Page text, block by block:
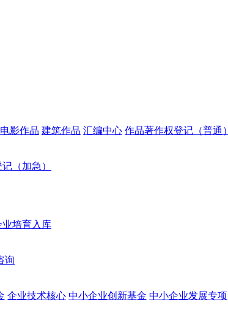
电影作品 建筑作品 汇编中心 作品著作权登记（普通）
（加急）
培育入库
询
企业技术核心 中小企业创新基金 中小企业发展专项